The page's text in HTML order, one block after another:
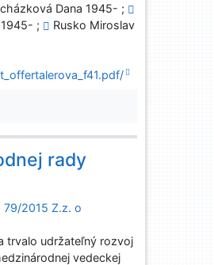
Dana 1945- ;
;
Rusko Miroslav
rady
79/2015 Z.z. o
trvalo udržateľný rozvoj
vedeckej